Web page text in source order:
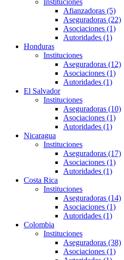
Instituciones
Afianzadoras (5)
Aseguradoras (22)
Asociaciones (1)
Autoridades (1)
Honduras
Instituciones
Aseguradoras (12)
Asociaciones (1)
Autoridades (1)
El Salvador
Instituciones
Aseguradoras (10)
Asociaciones (1)
Autoridades (1)
Nicaragua
Instituciones
Aseguradoras (17)
Asociaciones (1)
Autoridades (1)
Costa Rica
Instituciones
Aseguradoras (14)
Asociaciones (1)
Autoridades (1)
Colombia
Instituciones
Aseguradoras (38)
Asociaciones (1)